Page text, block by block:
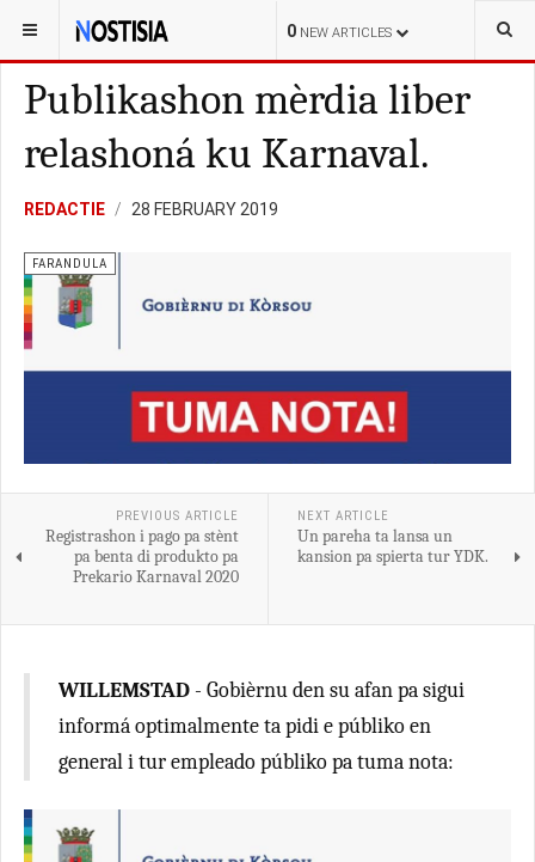
0 NEW ARTICLES
YOU ARE HERE: CURAÇAO FARANDULA
Publikashon mèrdia liber
relashoná ku Karnaval.
REDACTIE 28 FEBRUARY 2019
FARANDULA
PREVIOUS ARTICLE
Registrashon i pago pa stènt
pa benta di produkto pa
Prekario Karnaval 2020
NEXT ARTICLE
Un pareha ta lansa un
kansion pa spierta tur YDK.
WILLEMSTAD - Gobièrnu den su afan pa sigui
informá optimalmente ta pidi e públiko en
general i tur empleado públiko pa tuma nota: